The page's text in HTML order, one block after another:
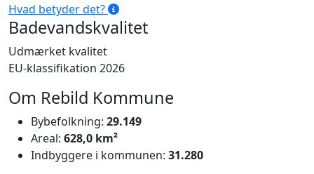
Hvad betyder det?
Badevandskvalitet
Udmærket kvalitet
EU-klassifikation 2026
Om Rebild Kommune
Bybefolkning: 29.149
Areal: 628,0 km²
Indbyggere i kommunen: 31.280